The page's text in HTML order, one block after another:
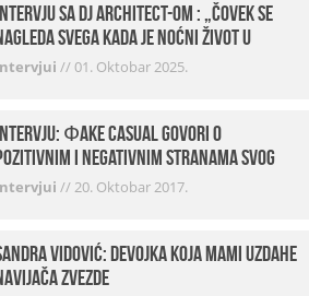
sa DJ Architect-om : „Čovek se
svega kada je noćni život u
U klubovima najmanje vidim
//01. Oktobar 2025.
Фake Casual govori o
i negativnim stranama svog
počecima, omiljenim mestima …
//20. Oktobar 2017.
Vidović: devojka koja mami uzdahe
Zvezde